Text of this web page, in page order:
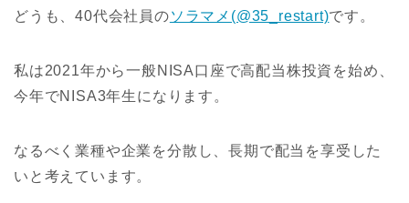
どうも、40代会社員のソラマメ(@35_restart)です。
私は2021年から一般NISA口座で高配当株投資を始め、
今年でNISA3年生になります。
なるべく業種や企業を分散し、長期で配当を享受した
いと考えています。